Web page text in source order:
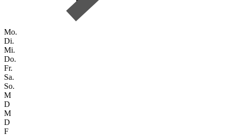
Mo.
Di.
Mi.
Do.
Fr.
Sa.
So.
M
D
M
D
F